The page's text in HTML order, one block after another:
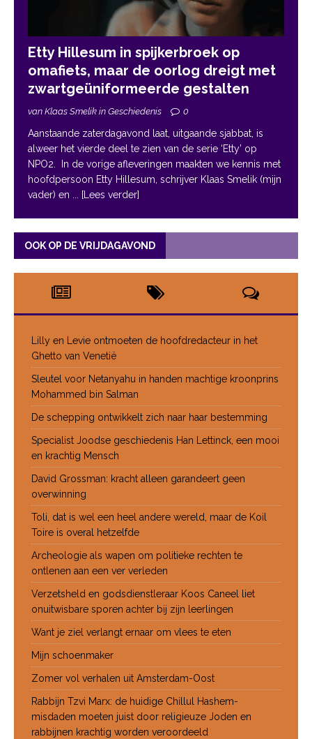
Etty Hillesum in spijkerbroek op
omafiets, maar de oorlog dreigt met
zwartgeüniformeerde gestalten
van Klaas Smelik in Geschiedenis 0
Aanstaande zaterdagavond laat, uitgaande sjabbat, is
alweer het vierde deel te zien van de serie ‘Etty’ op
NPO2. In de vorige afleveringen maakten we kennis met
hoofdpersoon Etty Hillesum, schrijver Klaas Smelik (mijn
vader) en ... [Lees verder]
OOK OP DE VRIJDAGAVOND
Lilly en Levie ontmoeten de hoofdredacteur in het
Ghetto van Venetië
Sleutel voor Netanyahu in handen machtige kroonprins
Mohammed bin Salman
De schepping ontwikkelt zich naar haar bestemming
Specialist Joodse geschiedenis Han Lettinck, een mooi
en krachtig Mensch
David Grossman: kracht alleen garandeert geen
overwinning
Toli, dat is wel een heel andere wereld, maar de Koil
Toire is overal hetzelfde
Archeologie als wapen om politieke rechten te
ontlenen aan een ver verleden
Verzetsheld en godsdienstleraar Koos Caneel liet
onuitwisbare sporen achter bij zijn leerlingen
Want je ziel verlangt ernaar om vlees te eten
Mijn schoenmaker
Zomer vol verhalen uit Amsterdam-Oost
Rabbijn Tzvi Marx: de huidige Chillul Hashem-
misdaden moeten juist door religieuze Joden en
rabbijnen krachtig worden veroordeeld